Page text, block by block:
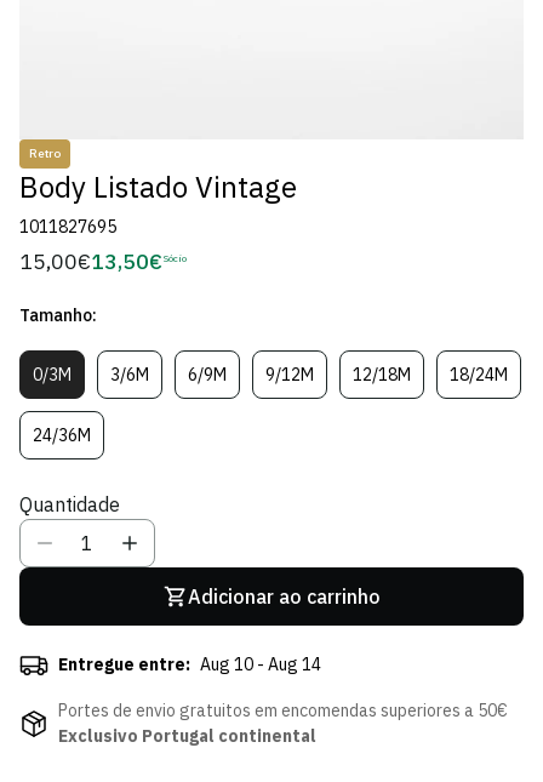
Retro
Body Listado Vintage
1011827695
Preço
15,00€ Preço
Sócio
13,50€ Sócio
Tamanho:
0/3MVariante
Esgotada
Ou
Indisponível
3/6MVariante
Esgotada
6/9MVariante
Esgotada
9/12MVariante
Esgotada
12/18MVariante
Esgotada
18/24MVariante
24/36MVariante
Esgotada
Indisponível
Quantidade
Adicionar ao carrinho
Entregue entre: Aug 10 - Aug 14
Portes de envio gratuitos em encomendas superiores a 50€
Exclusivo Portugal continental